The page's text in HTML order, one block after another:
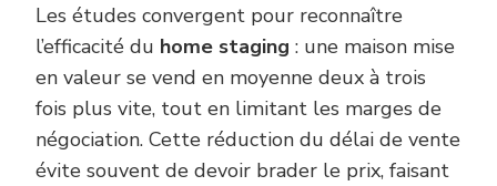
Les études convergent pour reconnaître
l’efficacité du home staging : une maison mise
en valeur se vend en moyenne deux à trois
fois plus vite, tout en limitant les marges de
négociation. Cette réduction du délai de vente
évite souvent de devoir brader le prix, faisant